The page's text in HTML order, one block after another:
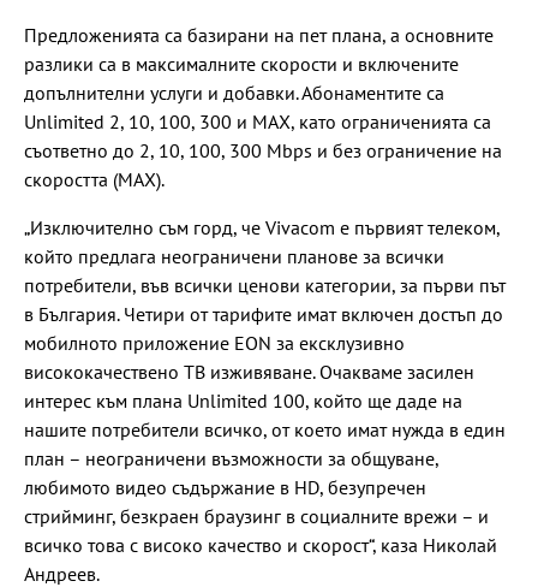
Предложенията са базирани на пет плана, а основните
разлики са в максималните скорости и включените
допълнителни услуги и добавки. Абонаментите са
Unlimited 2, 10, 100, 300 и MAX, като ограниченията са
съответно до 2, 10, 100, 300 Mbps и без ограничение на
скоростта (MAX).
„Изключително съм горд, че Vivacom е първият телеком,
който предлага неограничени планове за всички
потребители, във всички ценови категории, за първи път
в България. Четири от тарифите имат включен достъп до
мобилното приложение EON за ексклузивно
висококачествено ТВ изживяване. Очакваме засилен
интерес към плана Unlimited 100, който ще даде на
нашите потребители всичко, от което имат нужда в един
план – неограничени възможности за общуване,
любимото видео съдържание в HD, безупречен
стрийминг, безкраен браузинг в социалните врежи – и
всичко това с високо качество и скорост“, каза Николай
Андреев.